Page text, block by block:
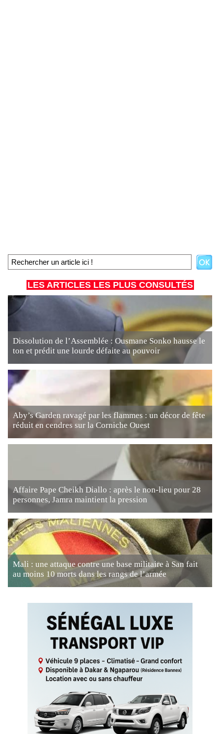
LES ARTICLES LES PLUS CONSULTÉS
Dissolution de l’Assemblée : Ousmane Sonko hausse le
ton et prédit une lourde défaite au pouvoir
Aby’s Garden ravagé par les flammes : un décor de fête
réduit en cendres sur la Corniche Ouest
Affaire Pape Cheikh Diallo : après le non-lieu pour 28
personnes, Jamra maintient la pression
Mali : une attaque contre une base militaire à San fait
au moins 10 morts dans les rangs de l’armée